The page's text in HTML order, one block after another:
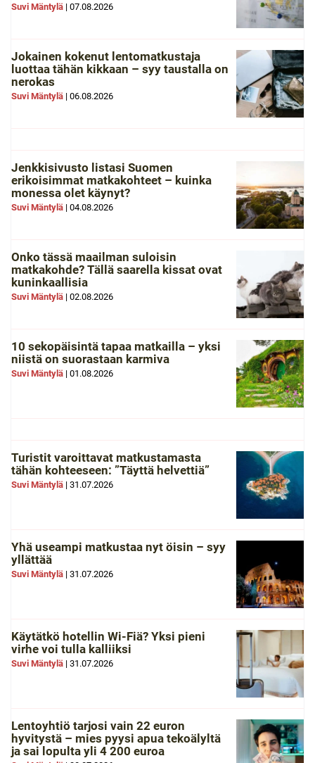
Suvi Mäntylä | 07.08.2026
Jokainen kokenut lentomatkustaja
luottaa tähän kikkaan – syy taustalla on
nerokas
Suvi Mäntylä | 06.08.2026
Jenkkisivusto listasi Suomen
erikoisimmat matkakohteet – kuinka
monessa olet käynyt?
Suvi Mäntylä | 04.08.2026
Onko tässä maailman suloisin
matkakohde? Tällä saarella kissat ovat
kuninkaallisia
Suvi Mäntylä | 02.08.2026
10 sekopäisintä tapaa matkailla – yksi
niistä on suorastaan karmiva
Suvi Mäntylä | 01.08.2026
Turistit varoittavat matkustamasta
tähän kohteeseen: ”Täyttä helvettiä”
Suvi Mäntylä | 31.07.2026
Yhä useampi matkustaa nyt öisin – syy
yllättää
Suvi Mäntylä | 31.07.2026
Käytätkö hotellin Wi-Fiä? Yksi pieni
virhe voi tulla kalliiksi
Suvi Mäntylä | 31.07.2026
Lentoyhtiö tarjosi vain 22 euron
hyvitystä – mies pyysi apua tekoälyltä
ja sai lopulta yli 4 200 euroa